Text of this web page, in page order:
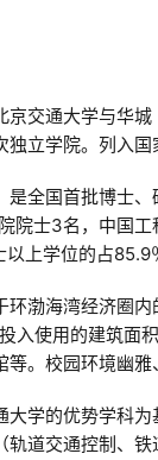
京交通大学与华
立学院。列入国
国首批博士、
院士3名，中国
上学位的占85.9
渤海湾经济圈内
入使用的建筑面
。校园环境幽雅
的优势学科为
轨道交通控制、